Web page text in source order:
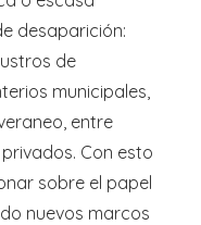
desaparición:
de
municipales,
entre
Con esto
sobre el papel
nuevos marcos